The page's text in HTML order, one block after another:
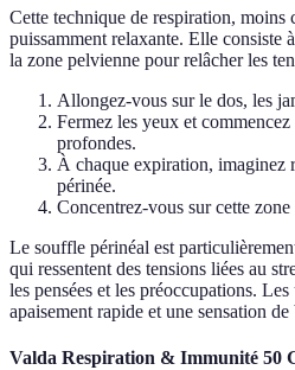
Cette technique de respiration, moins
puissamment relaxante. Elle consiste
la zone pelvienne pour relâcher les
Allongez-vous sur le dos, les
Fermez les yeux et
profondes.
À chaque expiration, imaginez
périnée.
Concentrez-vous sur cette
Le souffle périnéal est
qui ressentent des tensions liées au
les pensées et les préoccupations.
apaisement rapide et une sensation
Valda Respiration & Immunité 50